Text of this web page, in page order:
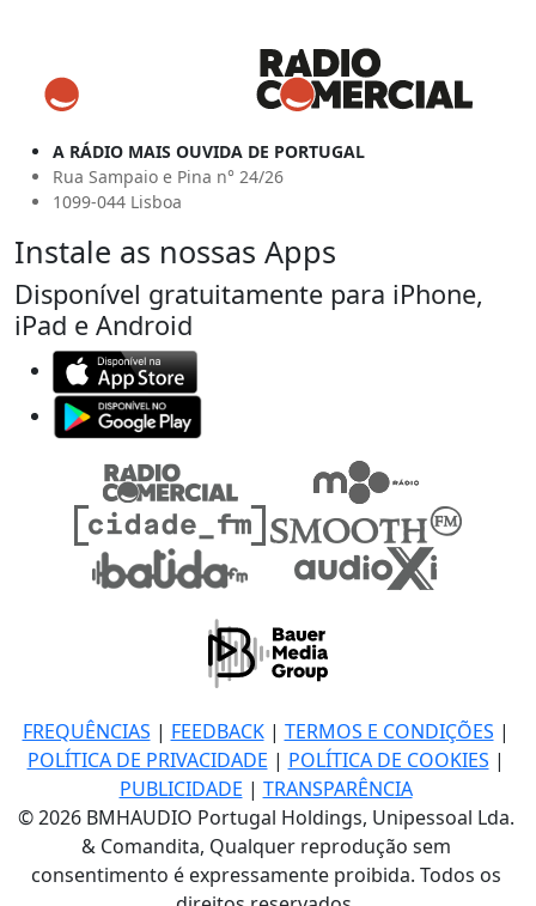
A RÁDIO MAIS OUVIDA DE PORTUGAL
Rua Sampaio e Pina n° 24/26
1099-044 Lisboa
Instale as nossas Apps
Disponível gratuitamente para iPhone,
iPad e Android
FREQUÊNCIAS | FEEDBACK| TERMOS E CONDIÇÕES |
POLÍTICA DE PRIVACIDADE | POLÍTICA DE COOKIES |
PUBLICIDADE | TRANSPARÊNCIA
© 2026 BMHAUDIO Portugal Holdings, Unipessoal Lda.
& Comandita, Qualquer reprodução sem
consentimento é expressamente proibida. Todos os